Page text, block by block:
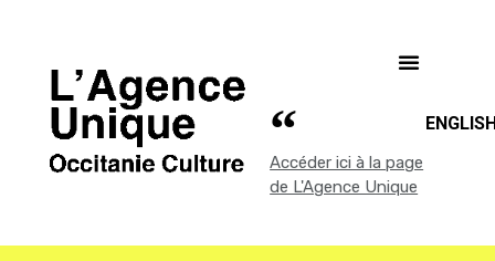
Accéder ici à la page
de L'Agence Unique